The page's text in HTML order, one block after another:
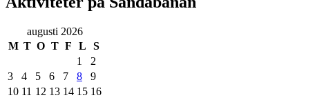
augusti 2026
M T O T F L
S
1
2
3
4 5 6 7 8
9
10 11 12 13 14 15 16